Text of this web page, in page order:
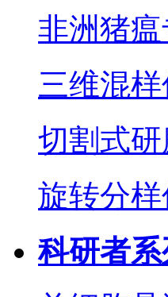
非洲猪
三维混样
切割式研
旋转分样
科研者